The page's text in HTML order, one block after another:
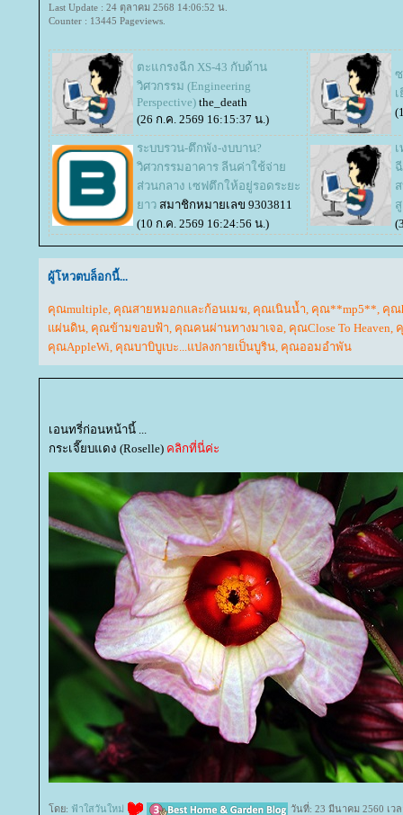
Last Update : 24 ตุลาคม 2568 14:06:52 น.
Counter : 13445 Pageviews.
ตะแกรงฉีก XS-43 กับด้าน
วิศวกรรม (Engineering
Perspective) the_death
(26 ก.ค. 2569 16:15:37 น.)
ระบบรวน-ตึกพัง-งบบาน?
วิศวกรรมอาคาร ลีนค่าใช้จ่า
ส่วนกลาง เซฟตึกให้อยู่รอดระยะ
าว สมาชิกหมายเลข 9303811
(10 ก.ค. 2569 16:24:56 น.)
ผู้โหวตบล็อกนี้...
คุณmultiple, คุณสายหมอกและก้อนเมฆ, คุณเนินน้ำ, คุณ**mp5**, คุณ
ผ่นดิน, คุณข้ามขอบฟ้า, คุณคนผ่านทางมาเจอ, คุณClose To Heaven,
คุณAppleWi, คุณบาบิบูเบะ...แปลงกายเป็นบูริน, คุณออมอำพัน
เอนทรี่ก่อนหน้านี้ ...
กระเจี๊ยบแดง (Roselle) คลิกที่นี่ค่ะ
ดย: ฟ้าใสวันใหม่ วันที่: 23 มีนาคม 2560 เว